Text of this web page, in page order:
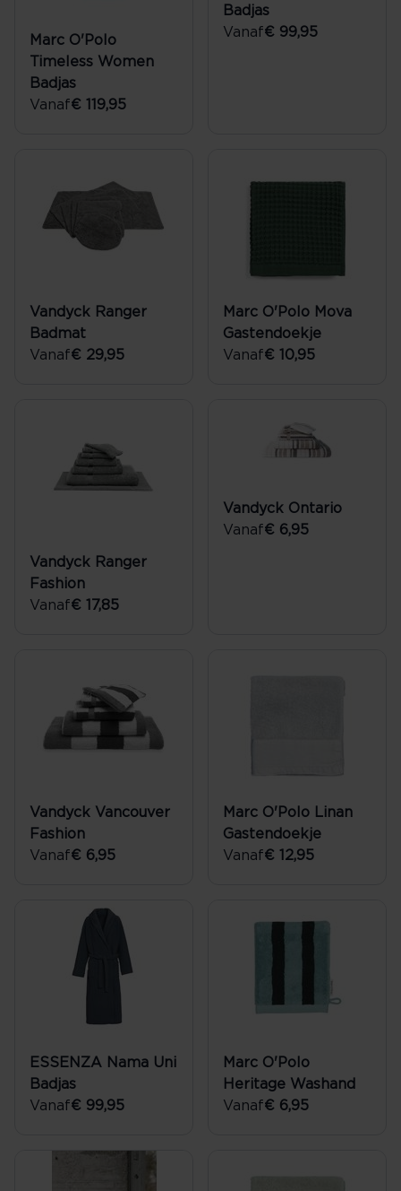
Marc O'Polo
Timeless Women
Badjas
Vanaf€ 119,95
Badjas
Vanaf€ 99,95
Vandyck Ranger
Badmat
Vanaf€ 29,95
Marc O'Polo Mova
Gastendoekje
Vanaf€ 10,95
Vandyck Ranger
Fashion
Vanaf€ 17,85
Vandyck Ontario
Vanaf€ 6,95
Vandyck Vancouver
Fashion
Vanaf€ 6,95
Marc O'Polo Linan
Gastendoekje
Vanaf€ 12,95
ESSENZA Nama Uni
Badjas
Vanaf€ 99,95
Marc O'Polo
Heritage Washand
Vanaf€ 6,95